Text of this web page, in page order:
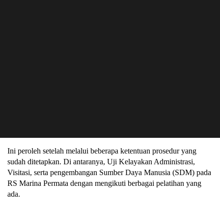
Ini peroleh setelah melalui beberapa ketentuan prosedur yang
sudah ditetapkan. Di antaranya, Uji Kelayakan Administrasi,
Visitasi, serta pengembangan Sumber Daya Manusia (SDM) pada
RS Marina Permata dengan mengikuti berbagai pelatihan yang
ada.